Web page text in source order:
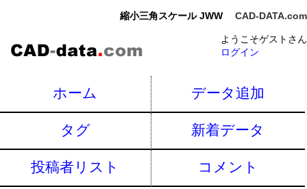
縮小三角スケール JWW CAD-DATA.com
ようこそゲストさん
ログイン
ホーム データ追加
タグ 新着データ
投稿者リスト コメント